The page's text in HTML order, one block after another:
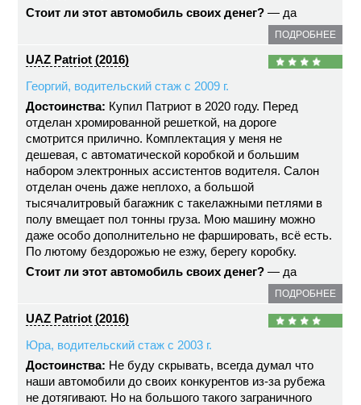
Стоит ли этот автомобиль своих денег? — да
ПОДРОБНЕЕ
UAZ Patriot (2016)
Георгий, водительский стаж с 2009 г.
Достоинства: Купил Патриот в 2020 году. Перед
отделан хромированной решеткой, на дороге
смотрится прилично. Комплектация у меня не
дешевая, с автоматической коробкой и большим
набором электронных ассистентов водителя. Салон
отделан очень даже неплохо, а большой
тысячалитровый багажник с такелажными петлями в
полу вмещает пол тонны груза. Мою машину можно
даже особо дополнительно не фаршировать, всё есть.
По лютому бездорожью не езжу, берегу коробку.
Стоит ли этот автомобиль своих денег? — да
ПОДРОБНЕЕ
UAZ Patriot (2016)
Юра, водительский стаж с 2003 г.
Достоинства: Не буду скрывать, всегда думал что
наши автомобили до своих конкурентов из-за рубежа
не дотягивают. Но на большого такого заграничного